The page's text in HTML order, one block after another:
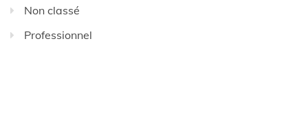
Non classé
Professionnel